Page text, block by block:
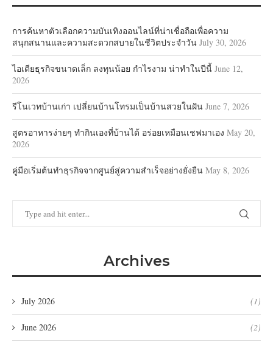
การค้นหาตัวเลือกความบันเทิงออนไลน์ที่น่าเชื่อถือเพื่อความ
สนุกสนานและความสะดวกสบายในชีวิตประจำวัน July 30, 2026
ไอเดียธุรกิจขนาดเล็ก ลงทุนน้อย กำไรงาม น่าทำในปีนี้ June 12,
2026
รีโนเวทบ้านเก่า เปลี่ยนบ้านโทรมเป็นบ้านสวยในฝัน June 7, 2026
สูตรอาหารง่ายๆ ทำกินเองที่บ้านได้ อร่อยเหมือนเชฟมาเอง May 20,
2026
คู่มือเริ่มต้นทำธุรกิจจากศูนย์สู่ความสำเร็จอย่างยั่งยืน May 8, 2026
Archives
July 2026 (1)
June 2026 (2)